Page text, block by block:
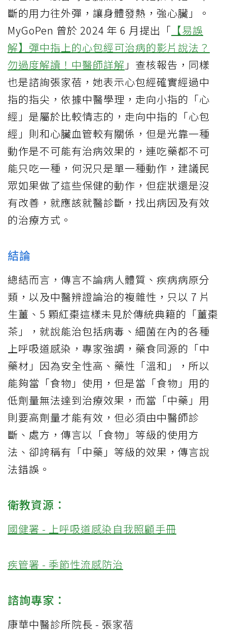
斷的用力往外彈，讓身體發熱，強心臟」。
MyGoPen 曾於 2024 年 6 月提出「 【易誤
解】彈中指上的心包經可治病的影片說法？
勿過度解讀！中醫師詳解 」查核報告，同樣
也是諮詢張家蓓，她表示心包經確實經過中
指的指尖，依據中醫學理，走向小指的「心
經」是屬於比較情志的，走向中指的「心包
經」則和心臟血管較有關係，但是光靠一種
動作是不可能有治病效果的，連吃藥都不可
能只吃一種，何況只是單一種動作，建議民
眾如果做了這些保健的動作，但症狀還是沒
有改善，就應該就醫診斷，找出病因及有效
的治療方式。
結論
總結而言，傳言不論病人體質、疾病病原分
類，以及中醫辨證論治的複雜性，只以 7 片
生薑、5 顆紅棗這樣未見於傳統典籍的「薑棗
茶」，就說能治包括病毒、細菌在內的各種
上呼吸道感染，專家強調，藥食同源的「中
藥材」因為安全性高、藥性「溫和」，所以
能夠當「食物」使用，但是當「食物」用的
低劑量無法達到治療效果，而當「中藥」用
則要高劑量才能有效，但必須由中醫師診
斷、處方，傳言以「食物」等級的使用方
法、卻誇稱有「中藥」等級的效果，傳言說
法錯誤。
衛教資源：
國健署 - 上呼吸道感染自我照顧手冊
疾管署 - 季節性流感防治
諮詢專家：
康華中醫診所院長 - 張家蓓